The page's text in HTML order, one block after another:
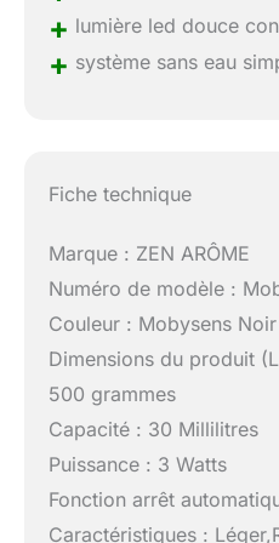
+ lumière led douce
+ système sans eau
Fiche technique
Marque : ZEN ARÔME
Numéro de modèle :
Couleur : Mobysens Noir
Dimensions du produit
500 grammes
Capacité : 30 Millilitres
Puissance : 3 Watts
Fonction arrêt
Caractéristiques :